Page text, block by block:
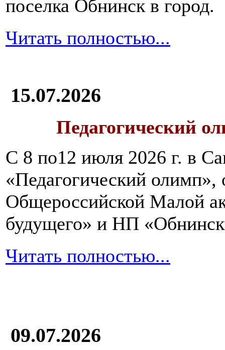
поселка Обнинск в город.
Читать полностью...
15.07.2026
Педагогический
С 8 по12 июля 2026 г. в
«Педагогический олимп»,
Общероссийской Малой
будущего» и НП
Читать полностью...
09.07.2026